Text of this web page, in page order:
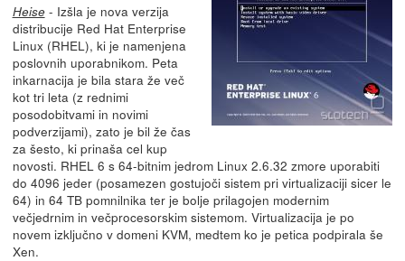
Heise- Izšla je nova verzija
distribucije Red Hat Enterprise
Linux (RHEL), ki je namenjena
poslovnih uporabnikom. Peta
inkarnacija je bila stara že več
kot tri leta (z rednimi
posodobitvami in novimi
podverzijami), zato je bil že čas
za šesto, ki prinaša cel kup
novosti. RHEL 6 s 64-bitnim jedrom Linux 2.6.32 zmore uporabiti
do 4096 jeder (posamezen gostujoči sistem pri virtualizaciji sicer le
64) in 64 TB pomnilnika ter je bolje prilagojen modernim
večjedrnim in večprocesorskim sistemom. Virtualizacija je po
novem izključno v domeni KVM, medtem ko je petica podpirala še
Xen.